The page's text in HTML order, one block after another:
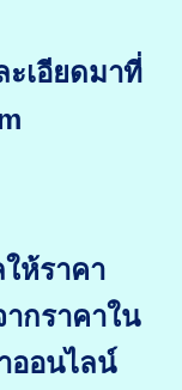
ะเอียดมาที่
ห้ราคา
กราคาใน
ออนไลน์